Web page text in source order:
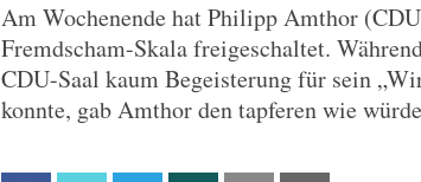
Am Wochenende hat Philipp Amthor
Fremdscham-Skala freigeschaltet.
CDU-Saal kaum Begeisterung für sein
konnte, gab Amthor den tapferen wie